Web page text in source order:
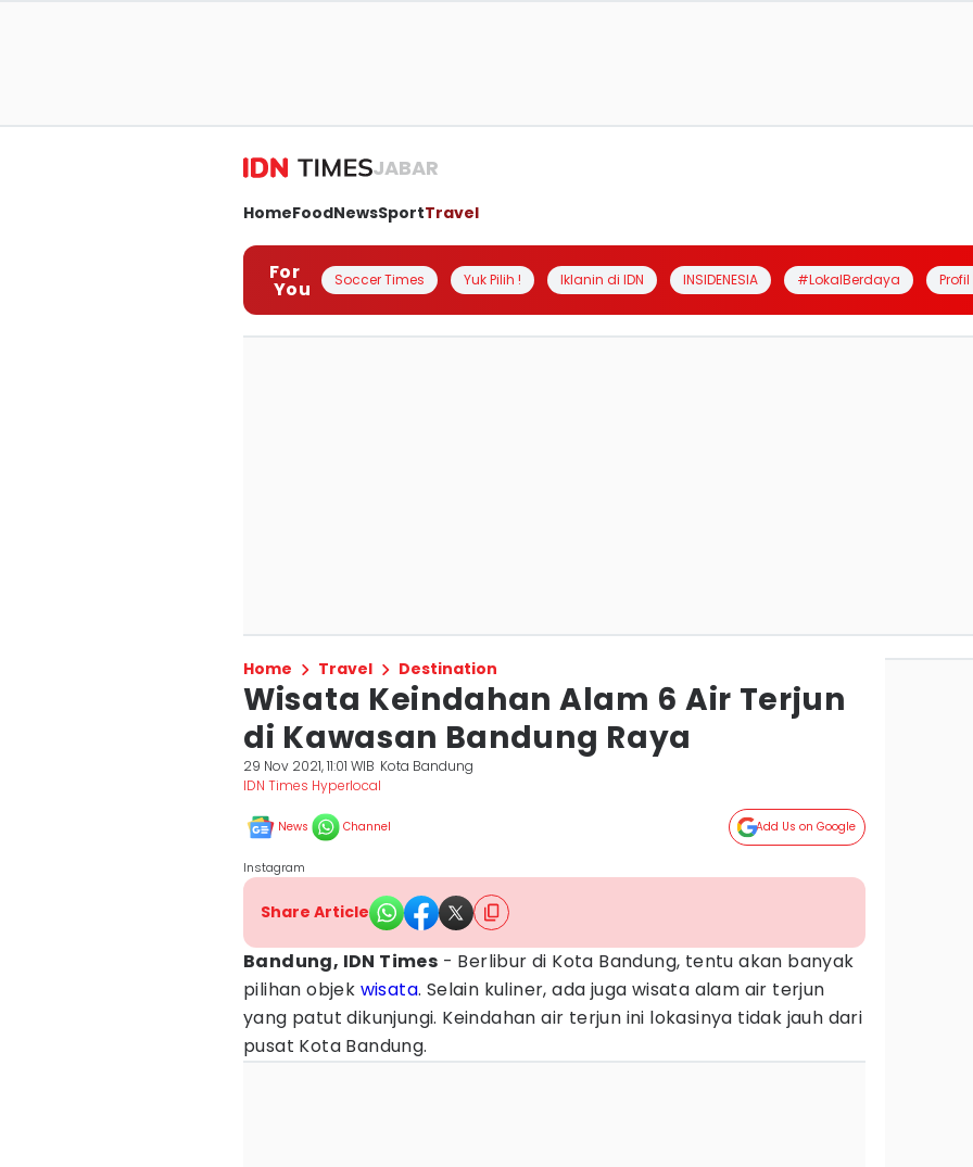
JABAR
HomeFoodNewsSportTravel
For
You Soccer Times Yuk Pilih ! Iklanin di IDN INSIDENESIA #LokalBerdaya
Home Travel Destination
Wisata Keindahan Alam 6 Air Terjun
di Kawasan Bandung Raya
29 Nov 2021, 11:01 WIB Kota Bandung
IDN Times Hyperlocal
News Channel Add Us on Google
Instagram
Share Article
Bandung, IDN Times - Berlibur di Kota Bandung, tentu akan banyak
pilihan objek wisata. Selain kuliner, ada juga wisata alam air terjun
yang patut dikunjungi. Keindahan air terjun ini lokasinya tidak jauh dari
pusat Kota Bandung.